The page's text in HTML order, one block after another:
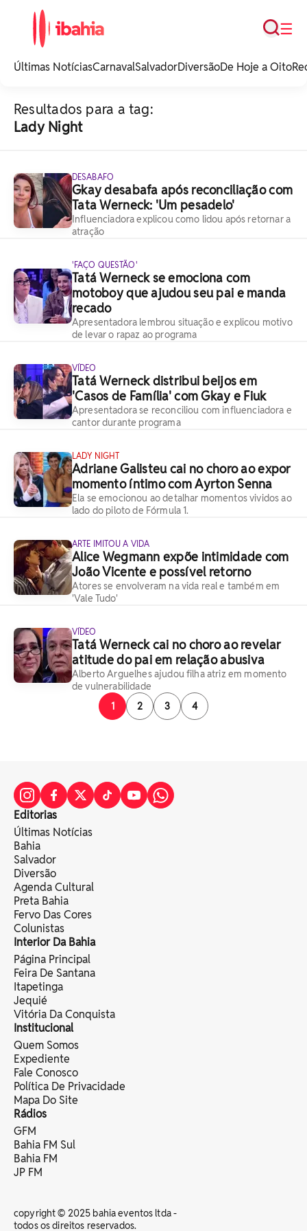
noticias e
☰
Busca
Últimas NotíciasCarnavalSalvadorDiversãoDe Hoje a Oito
Resultados para a tag:
Lady Night
DESABAFO
Gkay desabafa após reconciliação com
Tata Werneck: 'Um pesadelo'
Influenciadora explicou como lidou após retornar a
atração
'FAÇO QUESTÃO'
Tatá Werneck se emociona com
motoboy que ajudou seu pai e manda
recado
Apresentadora lembrou situação e explicou motivo
de levar o rapaz ao programa
VÍDEO
Tatá Werneck distribui beijos em
'Casos de Família' com Gkay e Fiuk
Apresentadora se reconciliou com influenciadora e
cantor durante programa
LADY NIGHT
Adriane Galisteu cai no choro ao expor
momento íntimo com Ayrton Senna
Ela se emocionou ao detalhar momentos vividos ao
lado do piloto de Fórmula 1.
ARTE IMITOU A VIDA
Alice Wegmann expõe intimidade com
João Vicente e possível retorno
Atores se envolveram na vida real e também em
'Vale Tudo'
VÍDEO
Tatá Werneck cai no choro ao revelar
atitude do pai em relação abusiva
Alberto Arguelhes ajudou filha atriz em momento
de vulnerabilidade
1
2 3 4
Editorias
Últimas Notícias
Bahia
Salvador
Diversão
Agenda Cultural
Preta Bahia
Fervo Das Cores
Colunistas
Interior Da Bahia
Página Principal
Feira De Santana
Itapetinga
Jequié
Vitória Da Conquista
Institucional
Quem Somos
Expediente
Fale Conosco
Política De Privacidade
Mapa Do Site
Rádios
GFM
Bahia FM Sul
Bahia FM
JP FM
copyright © 2025 bahia eventos ltda -
todos os direitos reservados.